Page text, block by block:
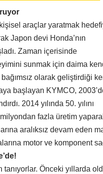
araçlar yaratmak
Japon devi Honda’nın
Zaman içerisinde
sunmak için daima
olarak geliştirdiği
başlayan KYMCO,
2014 yılında 50. yılını
fazla üretim
aralıksız devam eden
motor ve komponent
Önceki yıllarda